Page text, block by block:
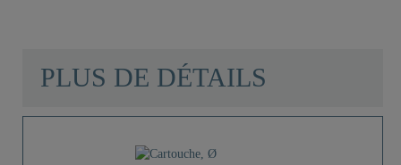
PLUS DE DÉTAILS